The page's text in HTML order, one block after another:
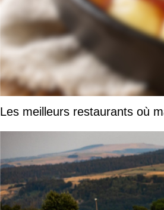
Les meilleurs restaurants où